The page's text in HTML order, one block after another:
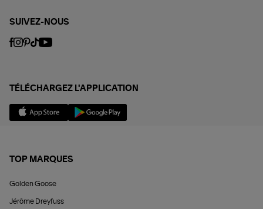
SUIVEZ-NOUS
TÉLÉCHARGEZ L'APPLICATION
TOP MARQUES
Golden Goose
Jérôme Dreyfuss